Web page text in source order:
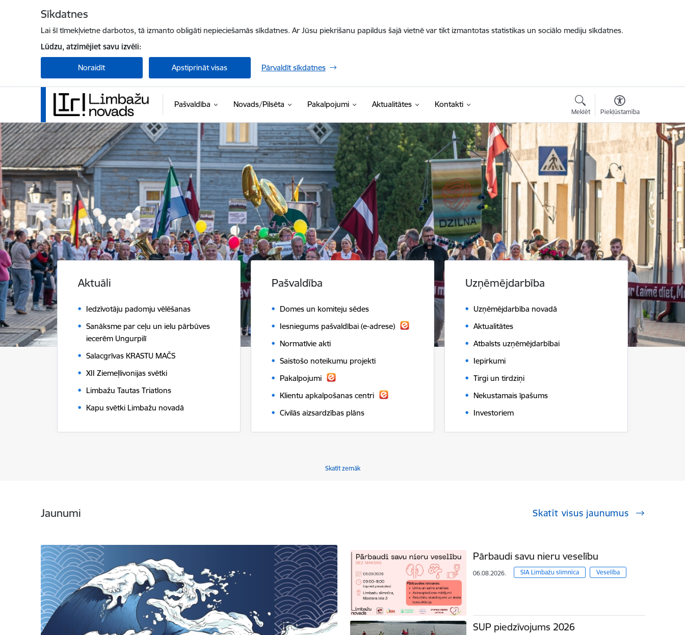
Sīkdatnes
Lai šī tīmekļvietne darbotos, tā izmanto obligāti nepieciešamās sīkdatnes. Ar Jūsu piekrišanu papildus šajā vietnē var tikt izmantotas statistikas un sociālo mediju sīkdatnes.
Lūdzu, atzīmējiet savu izvēli:
Noraidīt Apstiprināt visas Pārvaldīt sīkdatnes
Pašvaldība Novads/Pilsēta Pakalpojumi Aktualitātes Kontakti
Meklēt Piekļūstamība
Limbažu novada pašvaldība
Aktuāli
Iedzīvotāju padomju vēlēšanas
Sanāksme par ceļu un ielu pārbūves
iecerēm Ungurpilī
Salacgrīvas KRASTU MAČS
XII Ziemeļlivonijas svētki
Limbažu Tautas Triatlons
Kapu svētki Limbažu novadā
Pašvaldība
Domes un komiteju sēdes
Iesniegums pašvaldībai (e-adrese)
Normatīvie akti
Saistošo noteikumu projekti
Pakalpojumi
Klientu apkalpošanas centri
Civilās aizsardzības plāns
Uzņēmējdarbība
Uzņēmējdarbība novadā
Aktualitātes
Atbalsts uzņēmējdarbībai
Iepirkumi
Tirgi un tirdziņi
Nekustamais īpašums
Investoriem
Skatīt zemāk
Jaunumi Skatīt visus jaunumus
Pārbaudi savu nieru veselību
06.08.2026. SIA Limbažu slimnīca Veselība
SUP piedzīvojums 2026